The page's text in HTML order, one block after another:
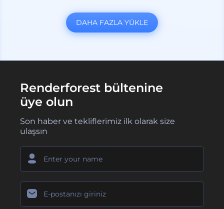
DAHA FAZLA YÜKLE
Renderforest bültenine
üye olun
Son haber ve tekliflerimiz ilk olarak size
ulaşsın